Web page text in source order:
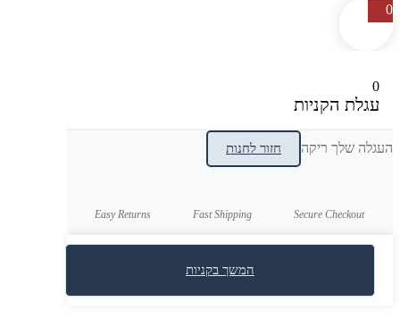
0
0
עגלת הקניות
העגלה שלך ריקה חזור לחנות
Secure Checkout
Fast Shipping
Easy Returns
המשך בקניות